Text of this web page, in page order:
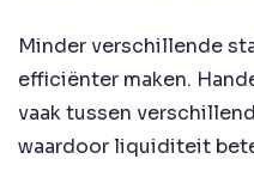
Minder verschillende
efficiënter maken.
vaak tussen
waardoor liquiditeit